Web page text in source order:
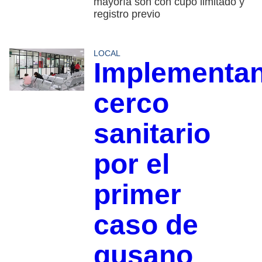
registro previo
LOCAL
cerco
sanitario
por el
primer
caso de
gusano